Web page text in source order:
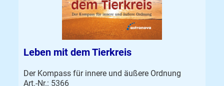
Leben mit dem Tierkreis
Der Kompass für innere und äußere Ordnung
Art.-Nr.: 5366